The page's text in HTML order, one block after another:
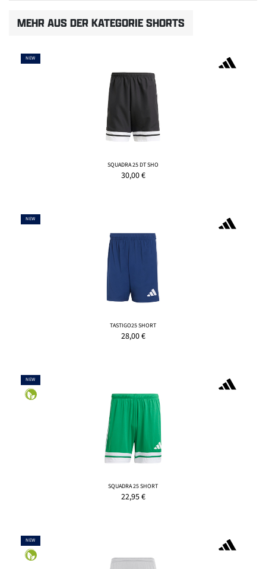
MEHR AUS DER KATEGORIE SHORTS
NEW
SQUADRA 25 DT SHO
30,00€
NEW
TASTIGO25 SHORT
28,00€
NEW
SQUADRA 25 SHORT
22,95€
NEW